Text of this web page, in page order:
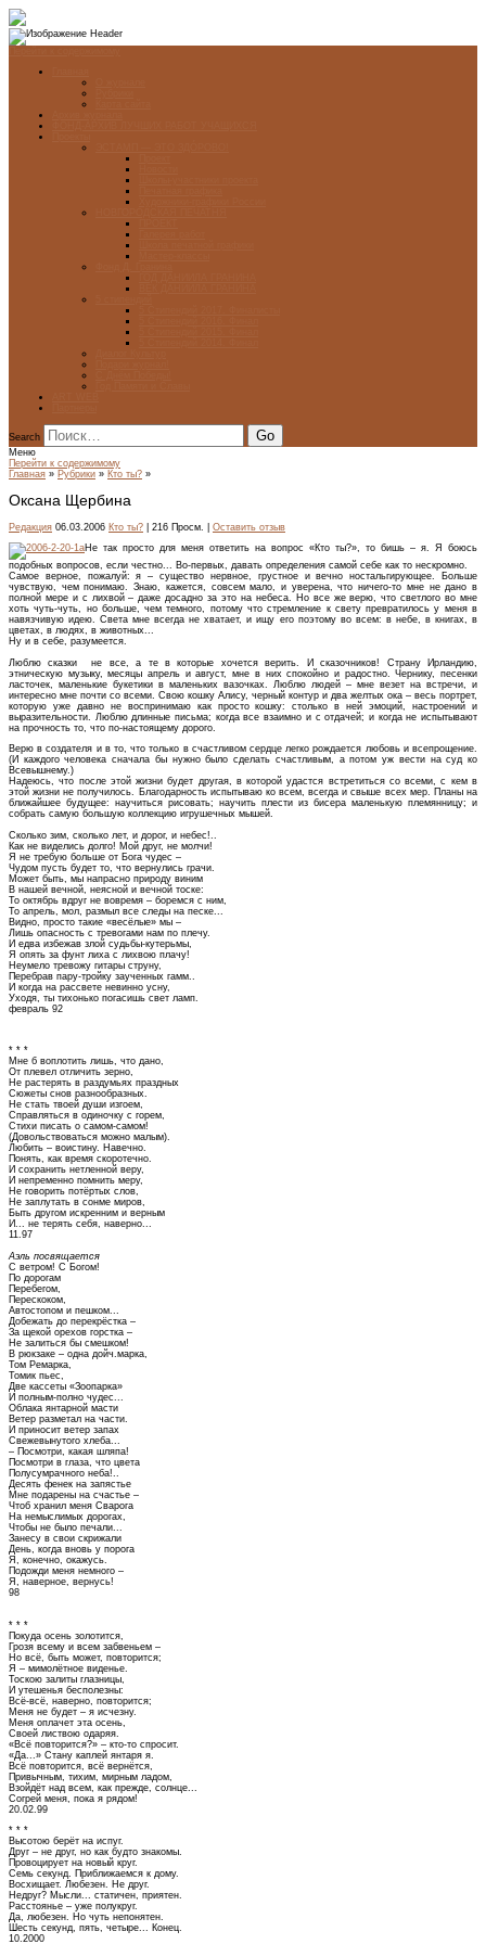
Search
Меню
Перейти к содержимому
Главная » Рубрики » Кто ты? »
Оксана Щербина
Редакция 06.03.2006 Кто ты? | 216 Просм. | Оставить отзыв
Не так просто для меня ответить на вопрос «Кто ты?», то бишь – я. Я боюсь
подобных вопросов, если честно... Во-первых, давать определения самой себе как то нескромно.
Самое верное, пожалуй: я – существо нервное, грустное и вечно ностальгирующее. Больше
чувствую, чем понимаю. Знаю, кажется, совсем мало, и уверена, что ничего-то мне не дано в
полной мере и с лихвой – даже досадно за это на небеса. Но все же верю, что светлого во мне
хоть чуть-чуть, но больше, чем темного, потому что стремление к свету превратилось у меня в
навязчивую идею. Света мне всегда не хватает, и ищу его поэтому во всем: в небе, в книгах, в
цветах, в людях, в животных...
Ну и в себе, разумеется.
Люблю сказки не все, а те в которые хочется верить. И сказочников! Страну Ирландию,
этническую музыку, месяцы апрель и август, мне в них спокойно и радостно. Чернику, песенки
ласточек, маленькие букетики в маленьких вазочках. Люблю людей – мне везет на встречи, и
интересно мне почти со всеми. Свою кошку Алису, черный контур и два желтых ока – весь портрет,
которую уже давно не воспринимаю как просто кошку: столько в ней эмоций, настроений и
выразительности. Люблю длинные письма; когда все взаимно и с отдачей; и когда не испытывают
на прочность то, что по-настоящему дорого.
Верю в создателя и в то, что только в счастливом сердце легко рождается любовь и всепрощение.
(И каждого человека сначала бы нужно было сделать счастливым, а потом уж вести на суд ко
Всевышнему.)
Надеюсь, что после этой жизни будет другая, в которой удастся встретиться со всеми, с кем в
этой жизни не получилось. Благодарность испытываю ко всем, всегда и свыше всех мер. Планы на
ближайшее будущее: научиться рисовать; научить плести из бисера маленькую племянницу; и
собрать самую большую коллекцию игрушечных мышей.
Сколько зим, сколько лет, и дорог, и небес!..
Как не виделись долго! Мой друг, не молчи!
Я не требую больше от Бога чудес –
Чудом пусть будет то, что вернулись грачи.
Может быть, мы напрасно природу виним
В нашей вечной, неясной и вечной тоске:
То октябрь вдруг не вовремя – боремся с ним,
То апрель, мол, размыл все следы на песке...
Видно, просто такие «весёлые» мы –
Лишь опасность с тревогами нам по плечу.
И едва избежав злой судьбы-кутерьмы,
Я опять за фунт лиха с лихвою плачу!
Неумело тревожу гитары струну,
Перебрав пару-тройку заученных гамм..
И когда на рассвете невинно усну,
Уходя, ты тихонько погасишь свет ламп.
февраль 92
* * *
Мне б воплотить лишь, что дано,
От плевел отличить зерно,
Не растерять в раздумьях праздных
Сюжеты снов разнообразных.
Не стать твоей души изгоем,
Справляться в одиночку с горем,
Стихи писать о самом-самом!
(Довольствоваться можно малым).
Любить – воистину. Навечно.
Понять, как время скоротечно.
И сохранить нетленной веру,
И непременно помнить меру,
Не говорить потёртых слов,
Не заплутать в сонме миров,
Быть другом искренним и верным
И... не терять себя, наверно...
11.97
Аэль посвящается
С ветром! С Богом!
По дорогам
Перебегом,
Перескоком,
Автостопом и пешком...
Добежать до перекрёстка –
За щекой орехов горстка –
Не залиться бы смешком!
В рюкзаке – одна дойч.марка,
Том Ремарка,
Томик пьес,
Две кассеты «Зоопарка»
И полным-полно чудес...
Облака янтарной масти
Ветер разметал на части.
И приносит ветер запах
Свежевынутого хлеба...
– Посмотри, какая шляпа!
Посмотри в глаза, что цвета
Полусумрачного неба!..
Десять фенек на запястье
Мне подарены на счастье –
Чтоб хранил меня Сварога
На немыслимых дорогах,
Чтобы не было печали...
Занесу в свои скрижали
День, когда вновь у порога
Я, конечно, окажусь.
Подожди меня немного –
Я, наверное, вернусь!
98
* * *
Покуда осень золотится,
Грозя всему и всем забвеньем –
Но всё, быть может, повторится;
Я – мимолётное виденье.
Тоскою залиты глазницы,
И утешенья бесполезны:
Всё-всё, наверно, повторится;
Меня не будет – я исчезну.
Меня оплачет эта осень,
Своей листвою одаряя.
«Всё повторится?» – кто-то спросит.
«Да...» Стану каплей янтаря я.
Всё повторится, всё вернётся,
Привычным, тихим, мирным ладом,
Взойдёт над всем, как прежде, солнце...
Согрей меня, пока я рядом!
20.02.99
* * *
Высотою берёт на испуг.
Друг – не друг, но как будто знакомы.
Провоцирует на новый круг.
Семь секунд. Приближаемся к дому.
Восхищает. Любезен. Не друг.
Недруг? Мысли... статичен, приятен.
Расстоянье – уже полукруг.
Да, любезен. Но чуть непонятен.
Шесть секунд, пять, четыре... Конец.
10.2000